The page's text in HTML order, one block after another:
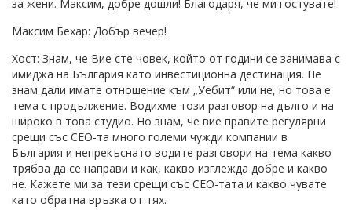
за жени. Максим, добре дошли! Благодаря, че ми гостувате!
Максим Бехар: Добър вечер!
Хост: Знам, че Вие сте човек, който от години се занимава с
имиджа на България като инвестиционна дестинация. Не
знам дали имате отношение към „Уебит“ или не, но това е
тема с продължение. Водихме този разговор на дълго и на
широко в това студио. Но знам, че вие правите регулярни
срещи със CEO-та много големи чужди компании в
България и непрекъснато водите разговори на тема какво
трябва да се направи и как, какво изглежда добре и какво
не. Кажете ми за тези срещи със CEO-тата и какво чувате
като обратна връзка от тях.